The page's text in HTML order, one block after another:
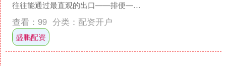
往往能通过最直观的出口——排便——
反映出来。某些持续存在的排便异常，
确实是肠道发出的、需要被....
查看： 99 分类： 配资开户
盛鹏配资